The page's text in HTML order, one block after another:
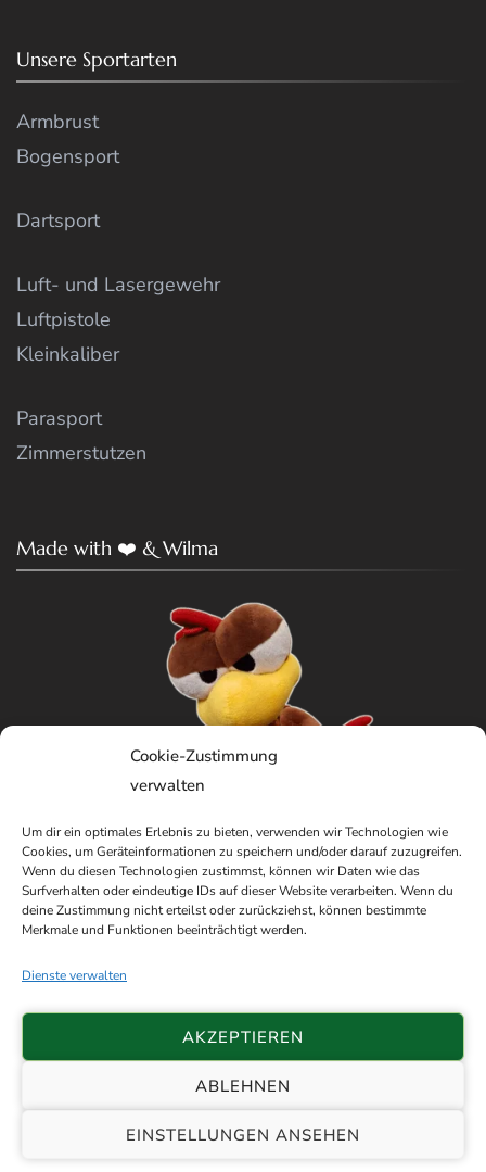
Cookie-Zustimmung
verwalten
Um dir ein optimales Erlebnis zu bieten, verwenden wir Technologien wie
Cookies, um Geräteinformationen zu speichern und/oder darauf zuzugreifen.
Wenn du diesen Technologien zustimmst, können wir Daten wie das
Surfverhalten oder eindeutige IDs auf dieser Website verarbeiten. Wenn du
deine Zustimmung nicht erteilst oder zurückziehst, können bestimmte
Merkmale und Funktionen beeinträchtigt werden.
Dienste verwalten
AKZEPTIEREN
ABLEHNEN
EINSTELLUNGEN ANSEHEN
Unsere Sportarten
Armbrust
Bogensport
Dartsport
Luft- und Lasergewehr
Luftpistole
Kleinkaliber
Parasport
Zimmerstutzen
Made with ❤️ & Wilma
© 2026 Schützenverein Etzhorn e.V. von